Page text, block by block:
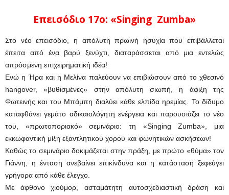
Επεισόδιο 17ο: «Singing Zumba»
Στο νέο επεισόδιο, η απόλυτη πρωινή ησυχία που επιβάλλεται
έπειτα από ένα βαρύ ξενύχτι, διαταράσσεται από μια εντελώς
απρόσμενη επιχειρηματική ιδέα!
Ενώ η Ήρα και η Μελίνα παλεύουν να επιβιώσουν από το χθεσινό
hangover, «βυθισμένες» στην απόλυτη σιωπή, η άφιξη της
Φωτεινής και του Μπάμπη διαλύει κάθε ελπίδα ηρεμίας. Το δίδυμο
καταφθάνει γεμάτο αδικαιολόγητη ενέργεια και παρουσιάζει το νέο
του, «πρωτοποριακό» σεμινάριο: τη «Singing Zumba», μια
εκκωφαντική μίξη εξαντλητικού χορού και φωνητικών ασκήσεων!
Καθώς το σεμινάριο δοκιμάζεται στην πράξη, με πρώτο «θύμα» τον
Γιάννη, η ένταση ανεβαίνει επικίνδυνα και η κατάσταση ξεφεύγει
γρήγορα από κάθε έλεγχο.
Με άφθονο χιούμορ, ασταμάτητη αυτοσχεδιαστική δράση και